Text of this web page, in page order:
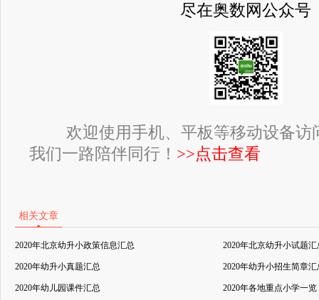
尽在奥数网公众号
欢迎使用手机、平板等移动设备访
我们一路陪伴同行！ >>点击查看
相关文章
2020年北京幼升小政策信息汇总 2020年北京幼升小试题汇
2020年幼升小真题汇总 2020年幼升小招生简章汇
2020年幼儿园课件汇总 2020年各地重点小学一览